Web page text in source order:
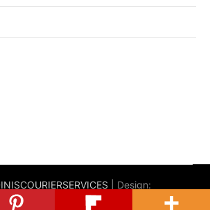
| Design:
WordPress Theme